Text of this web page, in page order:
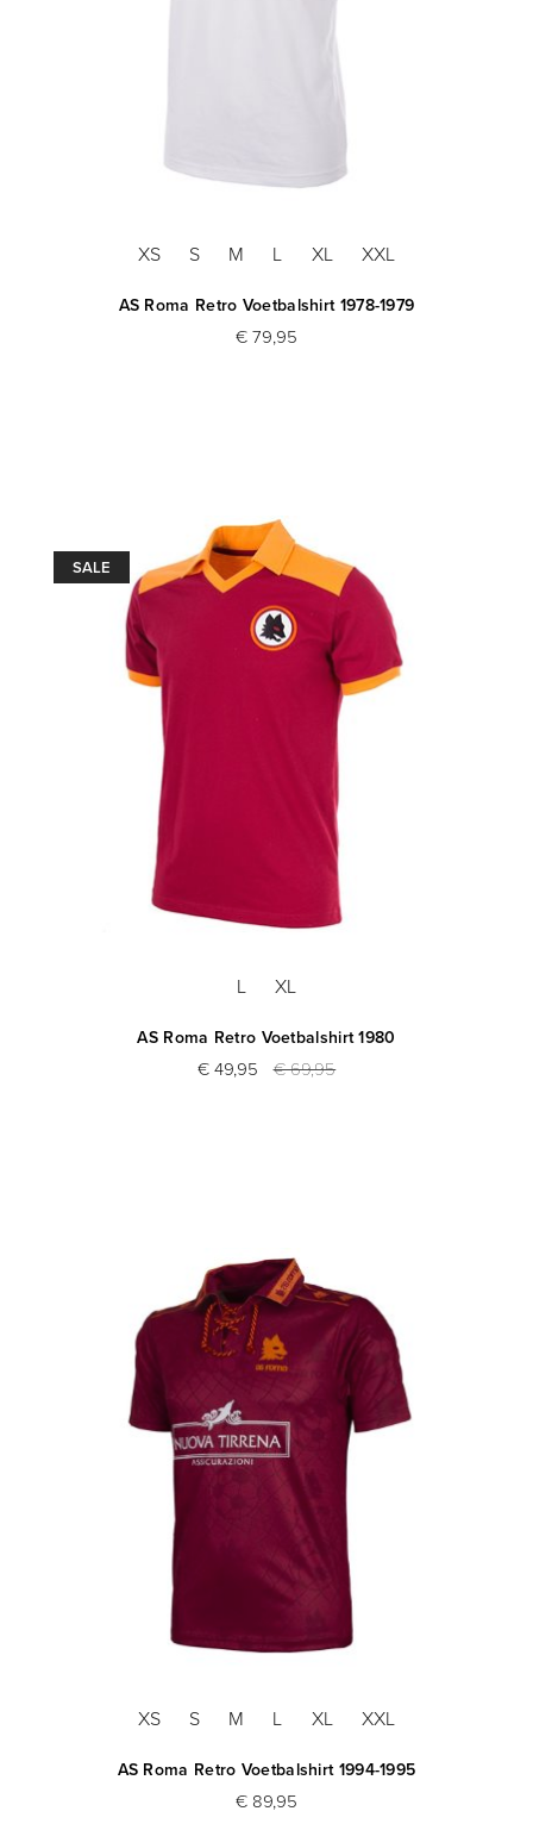
XS S M L XL XXL
AS Roma Retro Voetbalshirt 1978-1979
€ 79,95
SALE
L XL
AS Roma Retro Voetbalshirt 1980
€ 49,95 € 69,95
XS S M L XL XXL
AS Roma Retro Voetbalshirt 1994-1995
€ 89,95